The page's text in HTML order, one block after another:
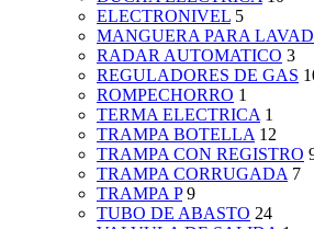
ELECTRONIVEL 5
MANGUERA PARA
RADAR AUTOMATICO 3
REGULADORES DE GAS
ROMPECHORRO 1
TERMA ELECTRICA 1
TRAMPA BOTELLA 12
TRAMPA CON REGISTRO
TRAMPA CORRUGADA 7
TRAMPA P 9
TUBO DE ABASTO 24